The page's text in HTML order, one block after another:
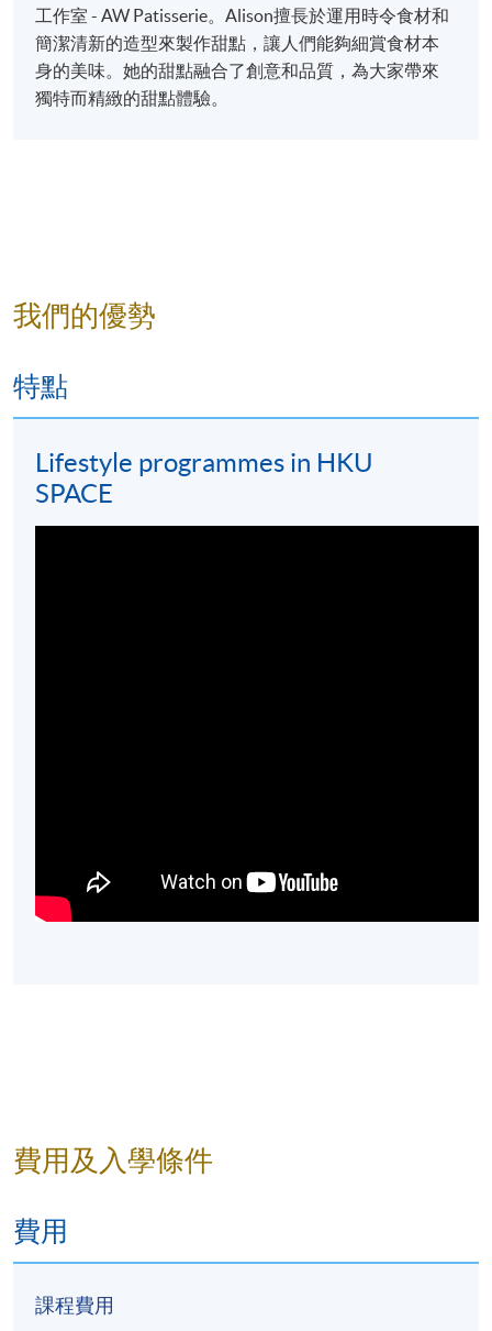
工作室 - AW Patisserie。Alison擅長於運用時令食材和
簡潔清新的造型來製作甜點，讓人們能夠細賞食材本
身的美味。她的甜點融合了創意和品質，為大家帶來
獨特而精緻的甜點體驗。
我們的優勢
特點
Lifestyle programmes in HKU
SPACE
費用及入學條件
費用
課程費用